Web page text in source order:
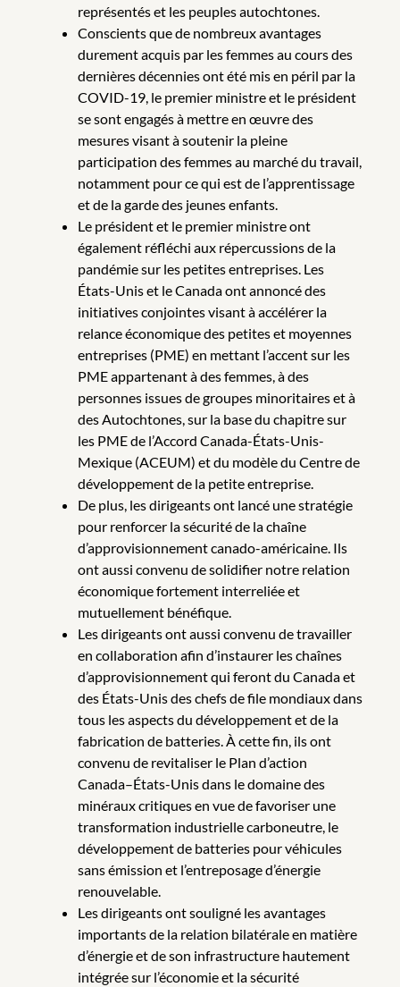
représentés et les peuples autochtones.
Conscients que de nombreux avantages
durement acquis par les femmes au cours des
dernières décennies ont été mis en péril par la
COVID-19, le premier ministre et le président
se sont engagés à mettre en œuvre des
mesures visant à soutenir la pleine
participation des femmes au marché du travail,
notamment pour ce qui est de l’apprentissage
et de la garde des jeunes enfants.
Le président et le premier ministre ont
également réfléchi aux répercussions de la
pandémie sur les petites entreprises. Les
États-Unis et le Canada ont annoncé des
initiatives conjointes visant à accélérer la
relance économique des petites et moyennes
entreprises (PME) en mettant l’accent sur les
PME appartenant à des femmes, à des
personnes issues de groupes minoritaires et à
des Autochtones, sur la base du chapitre sur
les PME de l’Accord Canada-États-Unis-
Mexique (ACEUM) et du modèle du Centre de
développement de la petite entreprise.
De plus, les dirigeants ont lancé une stratégie
pour renforcer la sécurité de la chaîne
d’approvisionnement canado-américaine. Ils
ont aussi convenu de solidifier notre relation
économique fortement interreliée et
mutuellement bénéfique.
Les dirigeants ont aussi convenu de travailler
en collaboration afin d’instaurer les chaînes
d’approvisionnement qui feront du Canada et
des États-Unis des chefs de file mondiaux dans
tous les aspects du développement et de la
fabrication de batteries. À cette fin, ils ont
convenu de revitaliser le Plan d’action
Canada–États-Unis dans le domaine des
minéraux critiques en vue de favoriser une
transformation industrielle carboneutre, le
développement de batteries pour véhicules
sans émission et l’entreposage d’énergie
renouvelable.
Les dirigeants ont souligné les avantages
importants de la relation bilatérale en matière
d’énergie et de son infrastructure hautement
intégrée sur l’économie et la sécurité